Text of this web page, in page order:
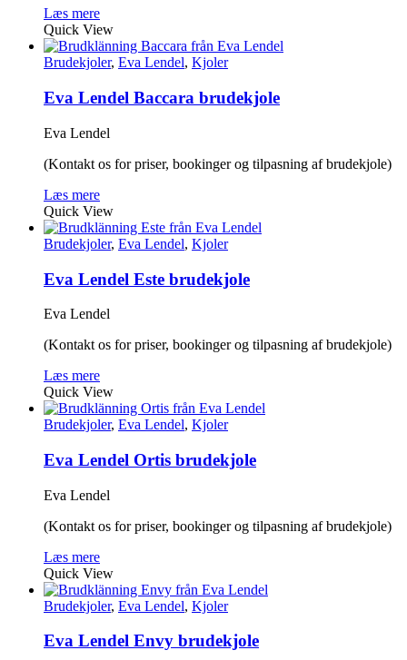
Læs mere
Quick View
Brudekjoler, Eva Lendel, Kjoler
Eva Lendel Baccara brudekjole
Eva Lendel
(Kontakt os for priser, bookinger og tilpasning af brudekjole)
Læs mere
Quick View
Brudekjoler, Eva Lendel, Kjoler
Eva Lendel Este brudekjole
Eva Lendel
(Kontakt os for priser, bookinger og tilpasning af brudekjole)
Læs mere
Quick View
Brudekjoler, Eva Lendel, Kjoler
Eva Lendel Ortis brudekjole
Eva Lendel
(Kontakt os for priser, bookinger og tilpasning af brudekjole)
Læs mere
Quick View
Brudekjoler, Eva Lendel, Kjoler
Eva Lendel Envy brudekjole